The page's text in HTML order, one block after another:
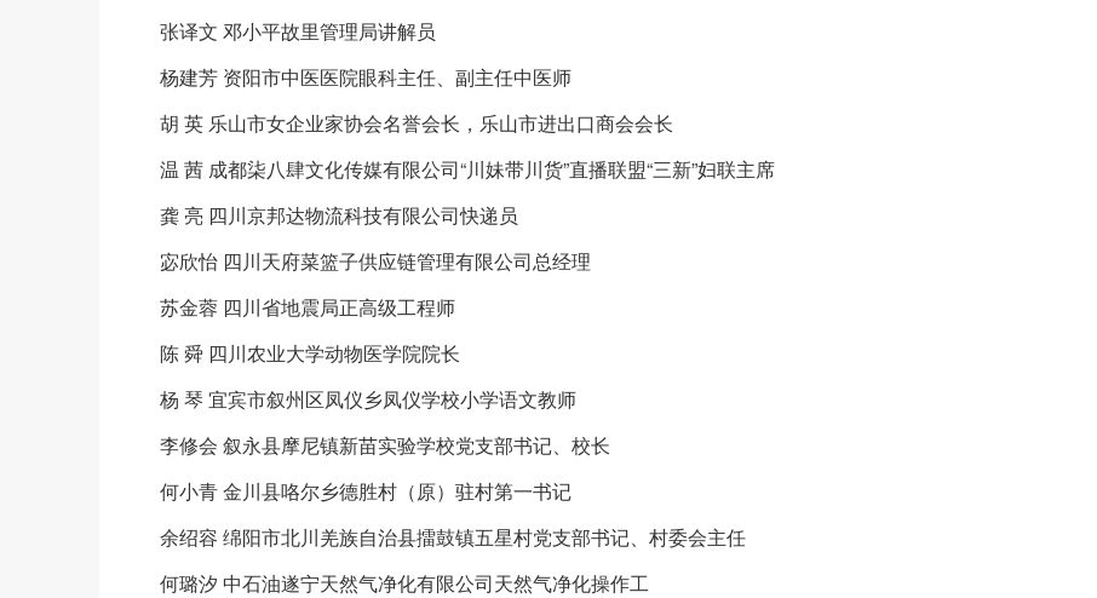
张译文 邓小平故里管理局讲解员
杨建芳 资阳市中医医院眼科主任、副主任中医师
胡 英 乐山市女企业家协会名誉会长，乐山市进出口商会会长
温 茜 成都柒八肆文化传媒有限公司“川妹带川货”直播联盟“三新”妇联主席
龚 亮 四川京邦达物流科技有限公司快递员
宓欣怡 四川天府菜篮子供应链管理有限公司总经理
苏金蓉 四川省地震局正高级工程师
陈 舜 四川农业大学动物医学院院长
杨 琴 宜宾市叙州区凤仪乡凤仪学校小学语文教师
李修会 叙永县摩尼镇新苗实验学校党支部书记、校长
何小青 金川县咯尔乡德胜村（原）驻村第一书记
余绍容 绵阳市北川羌族自治县擂鼓镇五星村党支部书记、村委会主任
何璐汐 中石油遂宁天然气净化有限公司天然气净化操作工